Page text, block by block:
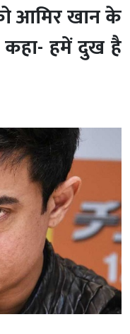
आमिर खान के
कहा- हमें दुख है